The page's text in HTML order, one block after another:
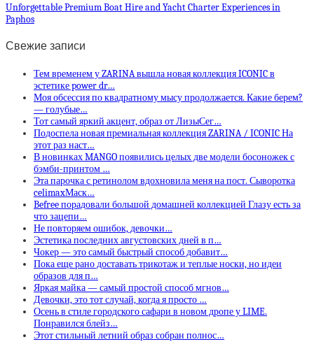
Unforgettable Premium Boat Hire and Yacht Charter Experiences in
Paphos
Свежие записи
Тем временем у ZARINA вышла новая коллекция ICONIC в
эстетике power dr…
Моя обсессия по квадратному мысу продолжается. Какие берем?
— голубые…
Тот самый яркий акцент, образ от ЛизыСег…
Подоспела новая премиальная коллекция ZARINA / ICONIC На
этот раз наст…
В новинках MANGO появились целых две модели босоножек с
бэмби-принтом …
Эта парочка с ретинолом вдохновила меня на пост. Сыворотка
celimaxМаск…
Befree порадовали большой домашней коллекцией Глазу есть за
что зацепи…
Не повторяем ошибок, девочки…
Эстетика последних августовских дней в п…
Чокер — это самый быстрый способ добавит…
Пока еще рано доставать трикотаж и теплые носки, но идеи
образов для п…
Яркая майка — самый простой способ мгнов…
Девочки, это тот случай, когда я просто …
Осень в стиле городского сафари в новом дропе у LIME.
Понравился блейз…
Этот стильный летний образ собран полнос…